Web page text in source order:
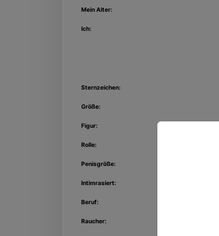
Mein Alter:
Ich:
Sternzeichen:
Größe:
Figur:
Rolle:
Penisgröße:
Intimrasiert:
Beruf:
Raucher: